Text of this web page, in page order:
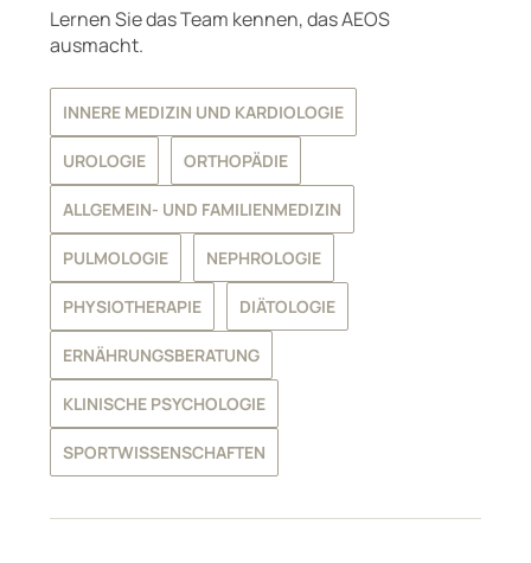
Lernen Sie das Team kennen, das AEOS
ausmacht.
INNERE MEDIZIN UND KARDIOLOGIE
UROLOGIE ORTHOPÄDIE
ALLGEMEIN- UND FAMILIENMEDIZIN
PULMOLOGIE NEPHROLOGIE
PHYSIOTHERAPIE DIÄTOLOGIE
ERNÄHRUNGSBERATUNG
KLINISCHE PSYCHOLOGIE
SPORTWISSENSCHAFTEN